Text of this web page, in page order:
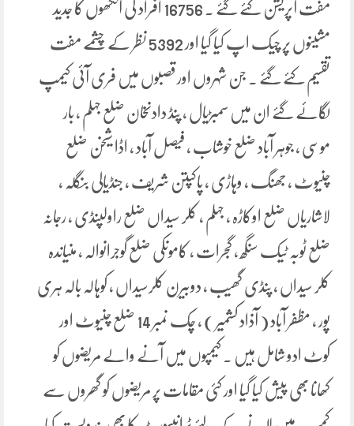
مفت آپریشن کئے گئے ۔ 16756 افراد کی آنکھوں کا جدید
مشینوں پر چیک اپ کیا گیا اور 5392 نظر کے چشمے مفت
تقسیم کئے گئے ۔ جن شہروں اور قصبوں میں فری آئی کیمپ
لگائے گئے ان میں سمبڑیال ، پنڈ دادنخان ضلع جہلم ، بار
موسی ، جوہر آباد ضلع خوشاب ، فیصل آباد ، اڈا شیخن ضلع
چنیوٹ ، جھنگ ، وہاڑی ، پاکپتن شریف ، جنڈیالی بنگلہ ،
لاشاریاں ضلع اوکاڑہ ، جہلم ، کلر سیداں ضلع راولپنڈی ، رجانہ
ضلع ٹوبہ ٹیک سنگھ ، گجرات ، کامونکی ضلع گوجرانوالہ ، منیاندہ
کلر سیداں ، پنڈی گھیب ، دوبیرن کلرسیداں ، کوہالہ بالہ ہری
پور ، مظفر آباد ( آذاد کشمیر ) ، چک نمبر 14 ضلع چنیوٹ اور
کوٹ ادو شامل ہیں ۔ کیمپوں میں آنے والے مریضوں کو
کھانا بھی پیش کیا گیا اور کئی مقامات پر مریضوں کو گھروں سے